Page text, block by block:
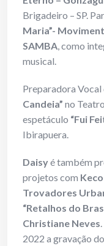
Brigadeiro – SP.
Maria”-
SAMBA, como
musical.
Preparadora
Candeia” no
espetáculo “Fui
Ibirapuera.
Daisyé também
projetos com
Trovadores
“Retalhos do
Christiane Neves.
2022 a gravação